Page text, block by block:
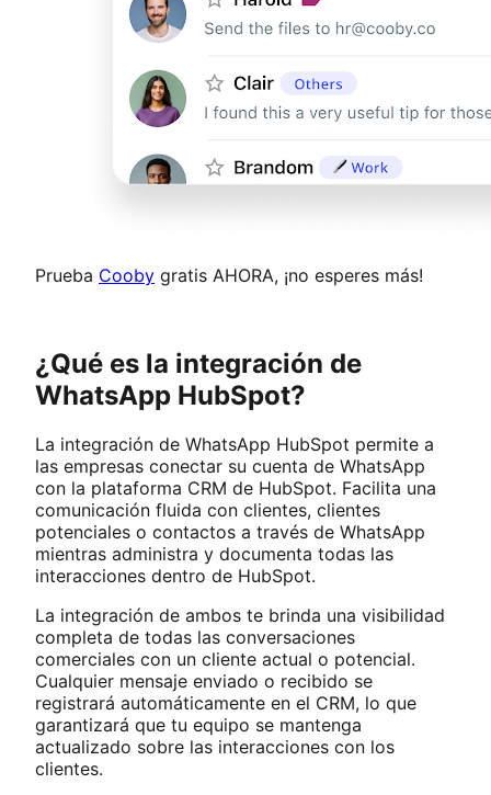
Prueba Cooby gratis AHORA, ¡no esperes más!
¿Qué es la integración de
WhatsApp HubSpot?
La integración de WhatsApp HubSpot permite a
las empresas conectar su cuenta de WhatsApp
con la plataforma CRM de HubSpot. Facilita una
comunicación fluida con clientes, clientes
potenciales o contactos a través de WhatsApp
mientras administra y documenta todas las
interacciones dentro de HubSpot.
La integración de ambos te brinda una visibilidad
completa de todas las conversaciones
comerciales con un cliente actual o potencial.
Cualquier mensaje enviado o recibido se
registrará automáticamente en el CRM, lo que
garantizará que tu equipo se mantenga
actualizado sobre las interacciones con los
clientes.